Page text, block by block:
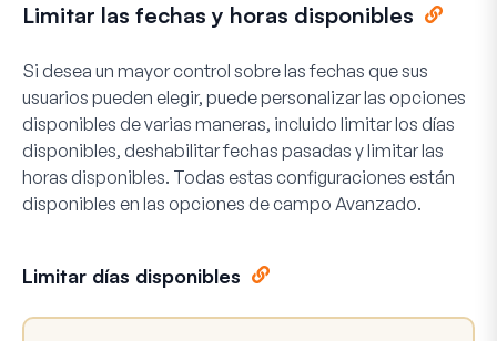
Limitar las fechas y horas disponibles
Si desea un mayor control sobre las fechas que sus
usuarios pueden elegir, puede personalizar las opciones
disponibles de varias maneras, incluido limitar los días
disponibles, deshabilitar fechas pasadas y limitar las
horas disponibles. Todas estas configuraciones están
disponibles en las opciones de campo Avanzado.
Limitar días disponibles